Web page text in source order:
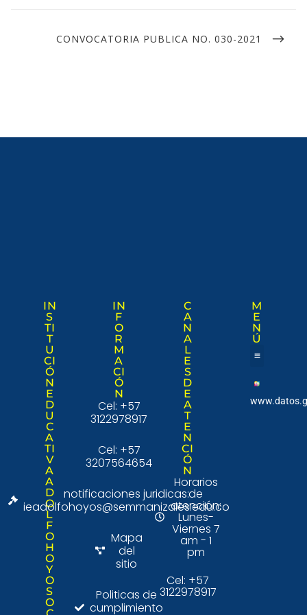
CONVOCATORIA PUBLICA NO. 030-2021
IN
S
TI
T
U
CI
Ó
N
E
D
U
C
A
TI
V
A
A
D
O
L
F
O
H
O
Y
O
S
O
IN
F
O
R
M
A
CI
Ó
N
Cel: +57
3122978917
Cel: +57
3207564654
notificaciones juridicas:
ieadolfohoyos@semmanizales.edu.co
Mapa
del
sitio
Politicas de
cumplimiento
C
A
N
A
L
E
S
D
E
A
T
E
N
CI
Ó
N
Horarios
de
atención:
Lunes-
Viernes 7
am - 1
pm
Cel: +57
3122978917
M
E
N
Ú